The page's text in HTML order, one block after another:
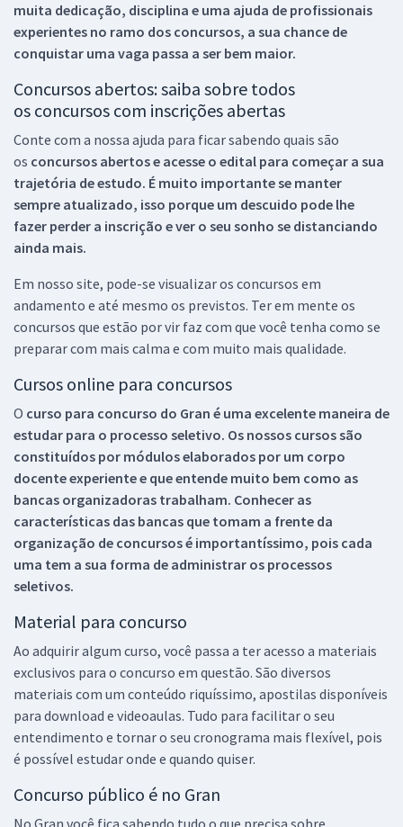
muita dedicação, disciplina e uma ajuda de profissionais
experientes no ramo dos concursos, a sua chance de
conquistar uma vaga passa a ser bem maior.
Concursos abertos: saiba sobre todos
os concursos com inscrições abertas
Conte com a nossa ajuda para ficar sabendo quais são
os concursos abertos e acesse o edital para começar a sua
trajetória de estudo. É muito importante se manter
sempre atualizado, isso porque um descuido pode lhe
fazer perder a inscrição e ver o seu sonho se distanciando
ainda mais.
Em nosso site, pode-se visualizar os concursos em
andamento e até mesmo os previstos. Ter em mente os
concursos que estão por vir faz com que você tenha como se
preparar com mais calma e com muito mais qualidade.
Cursos online para concursos
O curso para concurso do Gran é uma excelente maneira de
estudar para o processo seletivo. Os nossos cursos são
constituídos por módulos elaborados por um corpo
docente experiente e que entende muito bem como as
bancas organizadoras trabalham. Conhecer as
características das bancas que tomam a frente da
organização de concursos é importantíssimo, pois cada
uma tem a sua forma de administrar os processos
seletivos.
Material para concurso
Ao adquirir algum curso, você passa a ter acesso a materiais
exclusivos para o concurso em questão. São diversos
materiais com um conteúdo riquíssimo, apostilas disponíveis
para download e videoaulas. Tudo para facilitar o seu
entendimento e tornar o seu cronograma mais flexível, pois
é possível estudar onde e quando quiser.
Concurso público é no Gran
No Gran você fica sabendo tudo o que precisa sobre